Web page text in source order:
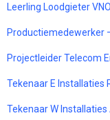
Leerling Loodgieter
Productiemedewerker
Projectleider Telecom
Tekenaar E Installaties
Tekenaar W